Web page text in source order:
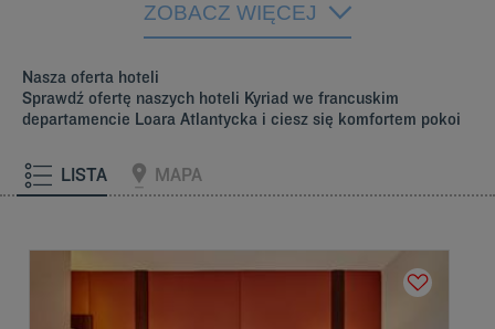
ZOBACZ WIĘCEJ
Nasza oferta hoteli
Sprawdź ofertę naszych hoteli Kyriad we francuskim
departamencie Loara Atlantycka i ciesz się komfortem pokoi
LISTA MAPA